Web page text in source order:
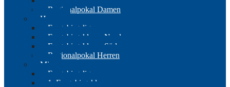
Regionalpokal Damen
Herren
Erzgebirgsliga
Erzgebirgsklasse Nord
Erzgebirgsklasse Süd
Regionalpokal Herren
Mix
Erzgebirgsliga
1. Erzgebirgsklasse